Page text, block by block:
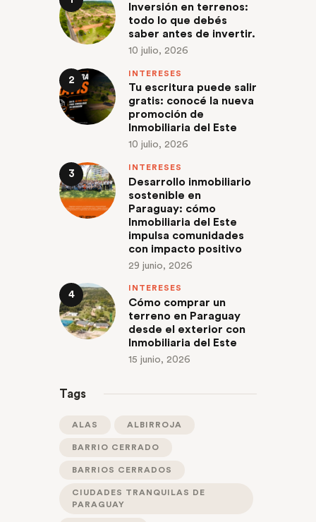
Inversión en terrenos:
todo lo que debés
saber antes de invertir.
10 julio, 2026
INTERESES
Tu escritura puede salir
gratis: conocé la nueva
promoción de
Inmobiliaria del Este
10 julio, 2026
INTERESES
Desarrollo inmobiliario
sostenible en
Paraguay: cómo
Inmobiliaria del Este
impulsa comunidades
con impacto positivo
29 junio, 2026
INTERESES
Cómo comprar un
terreno en Paraguay
desde el exterior con
Inmobiliaria del Este
15 junio, 2026
Tags
ALAS ALBIRROJA
BARRIO CERRADO
BARRIOS CERRADOS
CIUDADES TRANQUILAS DE
PARAGUAY